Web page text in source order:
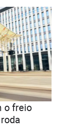
o freio